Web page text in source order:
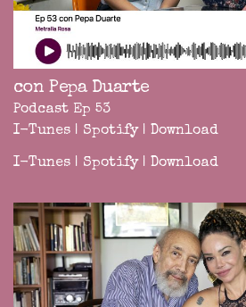
con Pepa Duarte
Podcast Ep 53
I-Tunes | Spotify| Download
I-Tunes | Spotify| Download